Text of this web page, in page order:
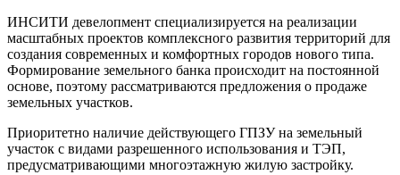
ИНСИТИ девелопмент специализируется на реализации
масштабных проектов комплексного развития территорий для
создания современных и комфортных городов нового типа.
Формирование земельного банка происходит на постоянной
основе, поэтому рассматриваются предложения о продаже
земельных участков.
Приоритетно наличие действующего ГПЗУ на земельный
участок с видами разрешенного использования и ТЭП,
предусматривающими многоэтажную жилую застройку.